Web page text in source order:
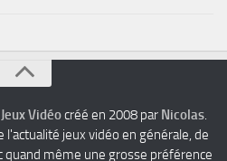
Vidéocréé en 2008 par Nicolas.
l'actualité jeux vidéo en générale, de
quand même une grosse préférence